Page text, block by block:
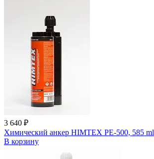
3 640 ₽
Химический анкер HIMTEX PE-500, 585 ml
В корзину